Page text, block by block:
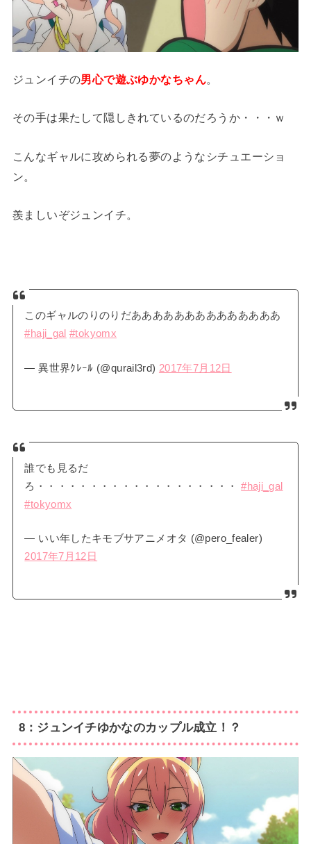
ジュンイチの男心で遊ぶゆかなちゃん。
その手は果たして隠しきれているのだろうか・・・ｗ
こんなギャルに攻められる夢のようなシチュエーショ
ン。
羨ましいぞジュンイチ。
このギャルのりのりだああああああああああああああ
#haji_gal #tokyomx
— 異世界ｸﾚｰﾙ (@qurail3rd) 2017年7月12日
誰でも見るだ
ろ・・・・・・・・・・・・・・・・・・・#haji_gal
#tokyomx
— いい年したキモブサアニメオタ (@pero_fealer)
2017年7月12日
8：ジュンイチゆかなのカップル成立！？